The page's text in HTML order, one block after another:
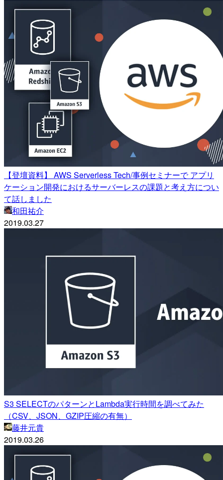
【登壇資料】 AWS Serverless Tech/事例セミナーで アプリ
ケーション開発におけるサーバーレスの課題と考え方につい
て話しました
和田祐介
2019.03.27
S3 SELECTのパターンとLambda実行時間を調べてみた
（CSV、JSON、GZIP圧縮の有無）
藤井元貴
2019.03.26